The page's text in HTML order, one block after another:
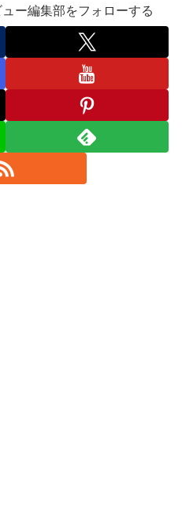
ー編集部をフォローする